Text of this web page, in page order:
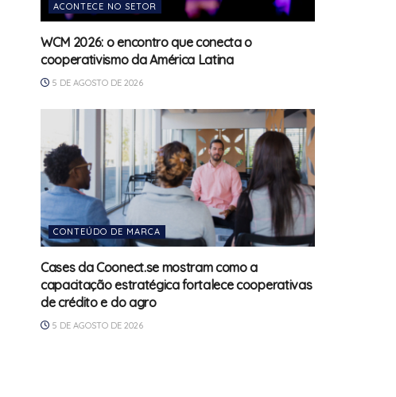
ACONTECE NO SETOR
WCM 2026: o encontro que conecta o
cooperativismo da América Latina
5 DE AGOSTO DE 2026
CONTEÚDO DE MARCA
Cases da Coonect.se mostram como a
capacitação estratégica fortalece cooperativas
de crédito e do agro
5 DE AGOSTO DE 2026